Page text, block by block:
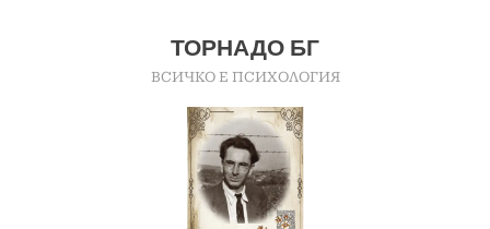
ТОРНАДО БГ
ВСИЧКО Е ПСИХОЛОГИЯ